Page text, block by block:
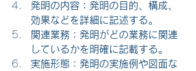
発明の内容：発明の目的、構成、
効果などを詳細に記述する。
関連業務：発明がどの業務に関連
しているかを明確に記載する。
実施形態：発明の実施例や図面な